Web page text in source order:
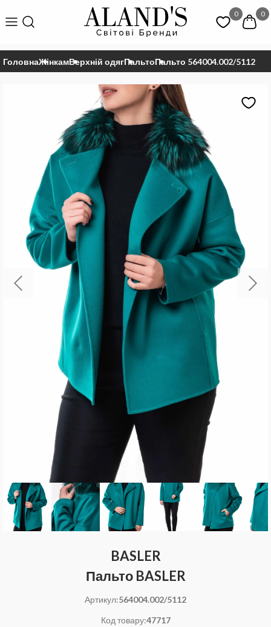
0 0
ГоловнаЖінкамВерхній одягПальтоПальто 564004.002/5112
BASLER
Пальто BASLER
Артикул:564004.002/5112
Код товару:47717